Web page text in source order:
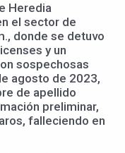
Heredia
el sector de
donde se detuvo
y un
sospechosas
agosto de 2023,
de apellido
preliminar,
falleciendo en